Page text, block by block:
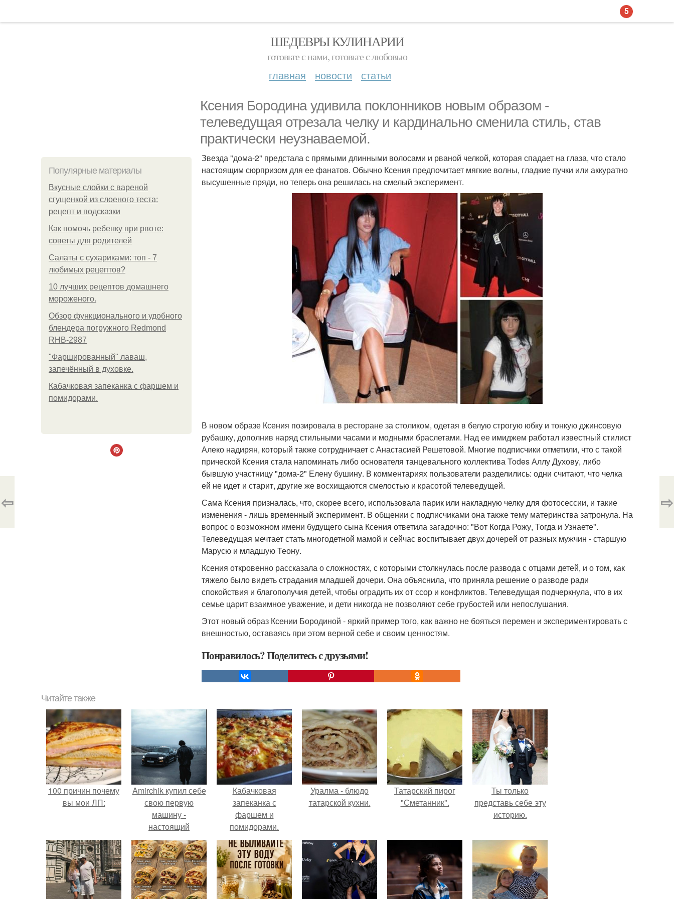
ШЕДЕВРЫ КУЛИНАРИИ
готовьте с нами, готовьте с любовью
главная новости статьи
Ксения Бородина удивила поклонников новым образом -
телеведущая отрезала челку и кардинально сменила стиль, став
практически неузнаваемой.
Популярные материалы
Вкусные слойки с вареной
сгущенкой из слоеного теста:
рецепт и подсказки
Как помочь ребенку при рвоте:
советы для родителей
Салаты с сухариками: топ - 7
любимых рецептов?
10 лучших рецептов домашнего
мороженого.
Обзор функционального и удобного
блендера погружного Redmond
RHB-2987
"Фаршированный" лаваш,
запечённый в духовке.
Кабачковая запеканка с фаршем и
помидорами.
Звезда "дома-2" предстала с прямыми длинными волосами и рваной челкой, которая спадает на глаза, что стало
настоящим сюрпризом для ее фанатов. Обычно Ксения предпочитает мягкие волны, гладкие пучки или аккуратно
высушенные пряди, но теперь она решилась на смелый эксперимент.
В новом образе Ксения позировала в ресторане за столиком, одетая в белую строгую юбку и тонкую джинсовую
рубашку, дополнив наряд стильными часами и модными браслетами. Над ее имиджем работал известный стилист
Алеко надирян, который также сотрудничает с Анастасией Решетовой. Многие подписчики отметили, что с такой
прической Ксения стала напоминать либо основателя танцевального коллектива Todes Аллу Духову, либо
бывшую участницу "дома-2" Елену бушину. В комментариях пользователи разделились: одни считают, что челка
ей не идет и старит, другие же восхищаются смелостью и красотой телеведущей.
Сама Ксения призналась, что, скорее всего, использовала парик или накладную челку для фотосессии, и такие
изменения - лишь временный эксперимент. В общении с подписчиками она также тему материнства затронула. На
вопрос о возможном имени будущего сына Ксения ответила загадочно: "Вот Когда Рожу, Тогда и Узнаете".
Телеведущая мечтает стать многодетной мамой и сейчас воспитывает двух дочерей от разных мужчин - старшую
Марусю и младшую Теону.
Ксения откровенно рассказала о сложностях, с которыми столкнулась после развода с отцами детей, и о том, как
тяжело было видеть страдания младшей дочери. Она объяснила, что приняла решение о разводе ради
спокойствия и благополучия детей, чтобы оградить их от ссор и конфликтов. Телеведущая подчеркнула, что в их
семье царит взаимное уважение, и дети никогда не позволяют себе грубостей или непослушания.
Этот новый образ Ксении Бородиной - яркий пример того, как важно не бояться перемен и экспериментировать с
внешностью, оставаясь при этом верной себе и своим ценностям.
Понравилось? Поделитесь с друзьями!
⇦ ⇨
Читайте также
100 причин почему
вы мои ЛП:
Amirchik купил себе
свою первую
машину -
настоящий
автомобиль мечты
для многих
автолюбителей.
Кабачковая
запеканка с
фаршем и
помидорами.
Уралма - блюдо
татарской кухни.
Татарский пирог
"Сметанник".
Ты только
представь себе эту
историю.
5